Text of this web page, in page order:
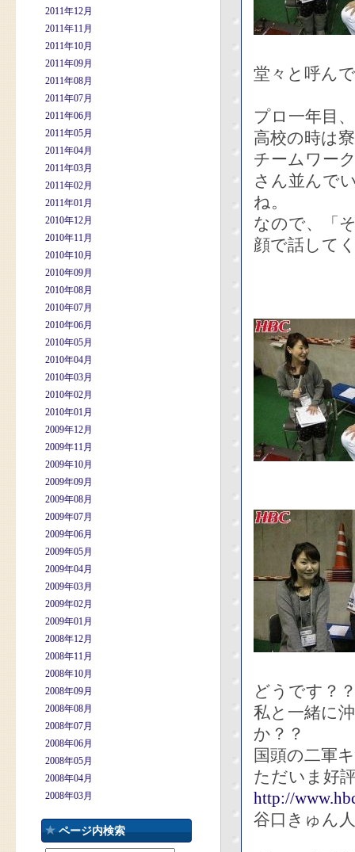
2011年12月
2011年11月
2011年10月
2011年09月
2011年08月
2011年07月
2011年06月
2011年05月
2011年04月
2011年03月
2011年02月
2011年01月
2010年12月
2010年11月
2010年10月
2010年09月
2010年08月
2010年07月
2010年06月
2010年05月
2010年04月
2010年03月
2010年02月
2010年01月
2009年12月
2009年11月
2009年10月
2009年09月
2009年08月
2009年07月
2009年06月
2009年05月
2009年04月
2009年03月
2009年02月
2009年01月
2008年12月
2008年11月
2008年10月
2008年09月
2008年08月
2008年07月
2008年06月
2008年05月
2008年04月
2008年03月
ページ内検索
堂々と呼ん
プロ一年目
高校の時は
チームワー
さん並んで
ね。
なので、「
顔で話して
どうです？
私と一緒に
か？？
国頭の二軍
ただいま好
http://
谷口きゅん